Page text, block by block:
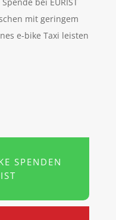
mit geringem
e-bike Taxi leisten
SPENDEN